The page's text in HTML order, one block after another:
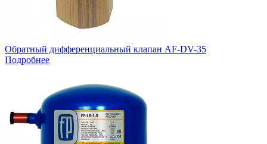
Обратный дифференциальный клапан AF-DV-35
Подробнее